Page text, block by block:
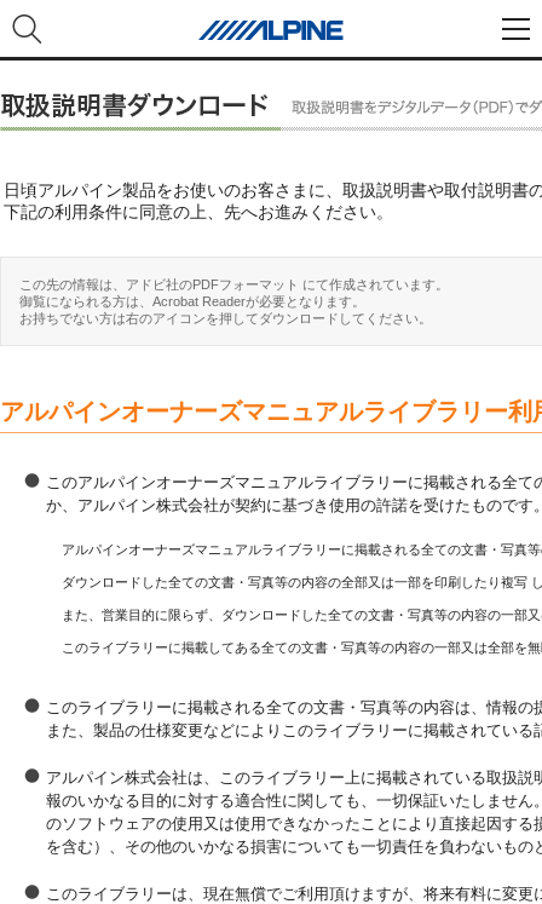
日頃アルパイン製品をお使いのお客さまに、取扱説明書や取付説明書
下記の利用条件に同意の上、先へお進みください。
この先の情報は、アドビ社のPDFフォーマット にて作成されています。
御覧になられる方は、Acrobat Readerが必要となります。
お持ちでない方は右のアイコンを押してダウンロードしてください。
アルパインオーナーズマニュアルライブラリー利
このアルパインオーナーズマニュアルライブラリーに掲載される全
か、アルパイン株式会社が契約に基づき使用の許諾を受けたもので
アルパインオーナーズマニュアルライブラリーに掲載される全ての文書・写真
ダウンロードした全ての文書・写真等の内容の全部又は一部を印刷したり複写
また、営業目的に限らず、ダウンロードした全ての文書・写真等の内容の一
このライブラリーに掲載してある全ての文書・写真等の内容の一部又は全部を
このライブラリーに掲載される全ての文書・写真等の内容は、情報
また、製品の仕様変更などによりこのライブラリーに掲載されてい
アルパイン株式会社は、このライブラリー上に掲載されている取扱
報のいかなる目的に対する適合性に関しても、一切保証いたしませ
のソフトウェアの使用又は使用できなかったことにより直接起因す
を含む）、その他のいかなる損害についても一切責任を負わないもの
このライブラリーは、現在無償でご利用頂けますが、将来有料に変